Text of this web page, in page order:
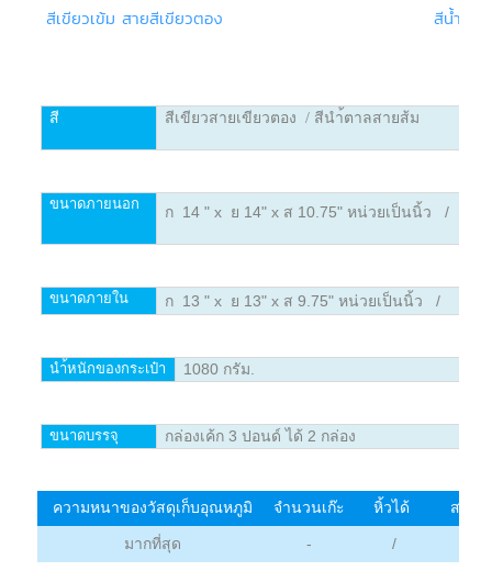
สีเขียวเข้ม สายสีเขียวตอง สีน้ำตาล ส
สี สีเขียวสายเขียวตอง / สีนำ้ตาลสายส้ม
ขนาดภายนอก ก 14 " x ย 14" x ส 10.75" หน่วยเป็นนิ้ว /
ขนาดภายใน ก 13 " x ย 13" x ส 9.75" หน่วยเป็นนิ้ว /
นำ้หนักของกระเป๋า 1080 กรัม.
ขนาดบรรจุ กล่องเค้ก 3 ปอนด์ ได้ 2 กล่อง
ความหนาของวัสดุเก็บอุณหภูมิ จำนวนเก๊ะ หิ้วได้ สะพ
มากที่สุด - /